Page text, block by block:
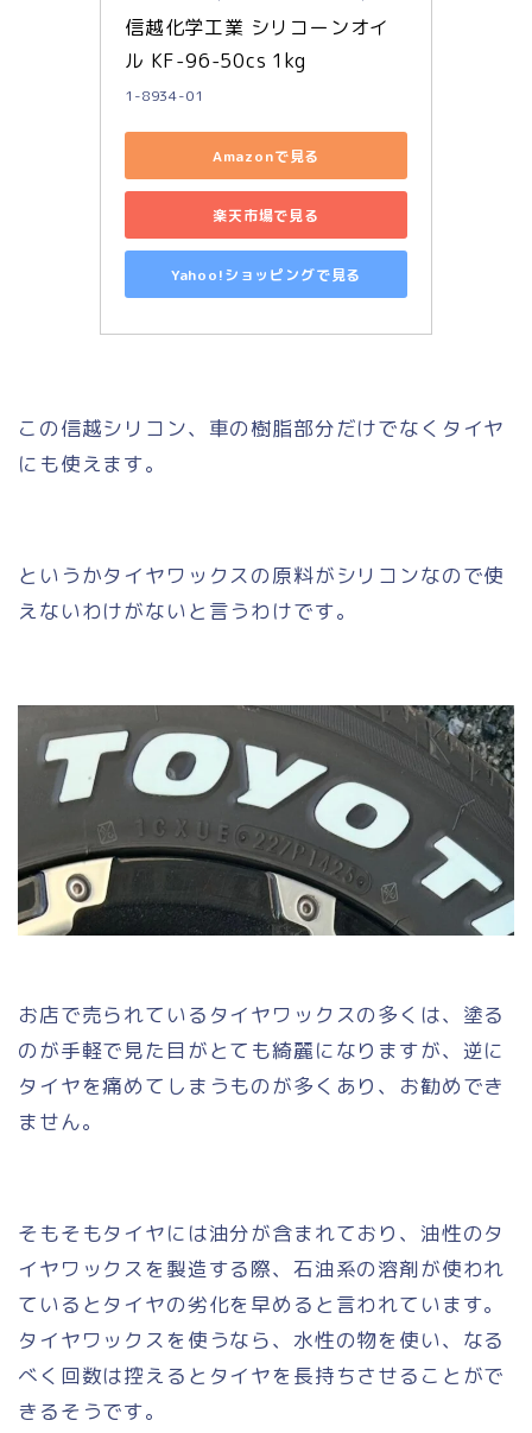
信越化学工業 シリコーンオイ
ル KF-96-50cs 1kg
1-8934-01
Amazonで見る
楽天市場で見る
Yahoo!ショッピングで見る
この信越シリコン、車の樹脂部分だけでなくタイヤ
にも使えます。
というかタイヤワックスの原料がシリコンなので使
えないわけがないと言うわけです。
お店で売られているタイヤワックスの多くは、塗る
のが手軽で見た目がとても綺麗になりますが、逆に
タイヤを痛めてしまうものが多くあり、お勧めでき
ません。
そもそもタイヤには油分が含まれており、油性のタ
イヤワックスを製造する際、石油系の溶剤が使われ
ているとタイヤの劣化を早めると言われています。
タイヤワックスを使うなら、水性の物を使い、なる
べく回数は控えるとタイヤを長持ちさせることがで
きるそうです。